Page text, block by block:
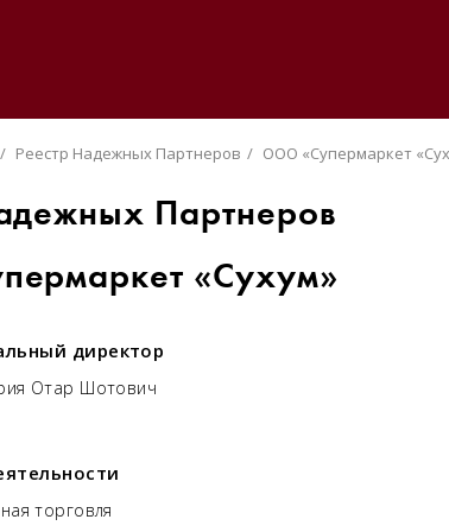
Реестр Надежных Партнеров ООО «Супермаркет
Партнеров
«Сухум»
директор
Отар Шотович
торговля